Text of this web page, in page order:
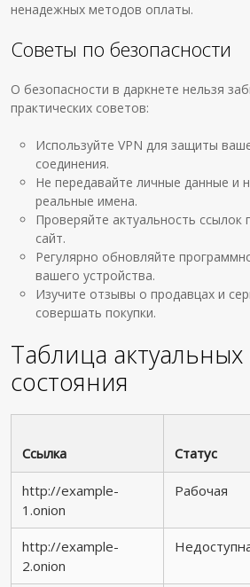
ненадежных методов оплаты.
Советы по безопасности
О безопасности в даркнете нельзя
практических советов:
Используйте VPN для защиты
соединения.
Не передавайте личные данные и
реальные имена.
Проверяйте актуальность ссылок
сайт.
Регулярно обновляйте
вашего устройства.
Изучите отзывы о продавцах и
совершать покупки.
Таблица
состояния
Ссылка Статус
http://example-
1.onion
Рабочая
http://example-
2.onion